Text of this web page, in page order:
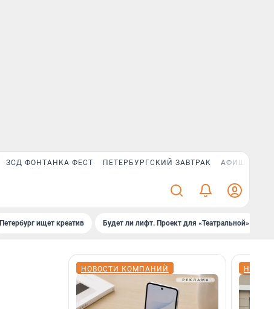
ЗСД ФОНТАНКА ФЕСТ ПЕТЕРБУРГСКИЙ ЗАВТРАК АФИША PLUS
Петербург ищет креатив Будет ли лифт. Проект для «Театральной»
НОВОСТИ КОМПАНИЙ